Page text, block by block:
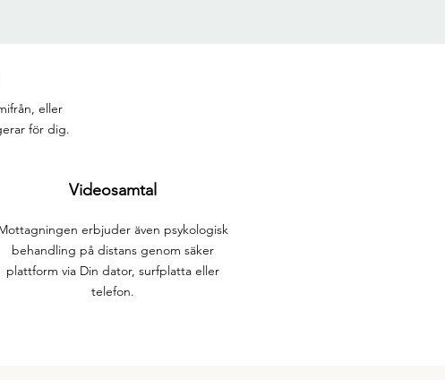
eller
för dig.
Videosamtal
erbjuder även psykologisk
behandling på distans genom säker
plattform via Din dator, surfplatta eller
telefon.